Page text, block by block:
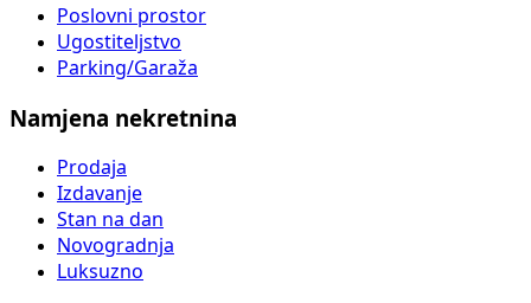
Poslovni prostor
Ugostiteljstvo
Parking/Garaža
Namjena nekretnina
Prodaja
Izdavanje
Stan na dan
Novogradnja
Luksuzno